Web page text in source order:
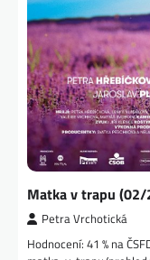
Matka v trapu
Petra Vrchotická
Hodnocení: 41 % na